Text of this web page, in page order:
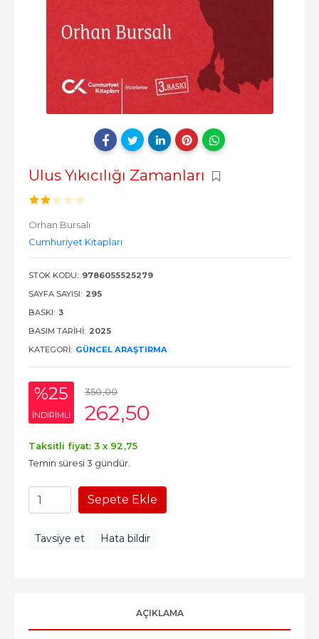
Ulus Yıkıcılığı Zamanları
Orhan Bursalı
Cumhuriyet Kitapları
STOK KODU: 9786055525279
SAYFA SAYISI: 295
BASKI: 3
BASIM TARIHI: 2025
KATEGORI: GÜNCEL ARAŞTIRMA
%25
INDIRIMLI
350,00
262,50
Taksitli fiyat: 3 x 92 ,75
Temin süresi 3 gündür.
Sepete Ekle
Tavsiye et Hata bildir
AÇIKLAMA